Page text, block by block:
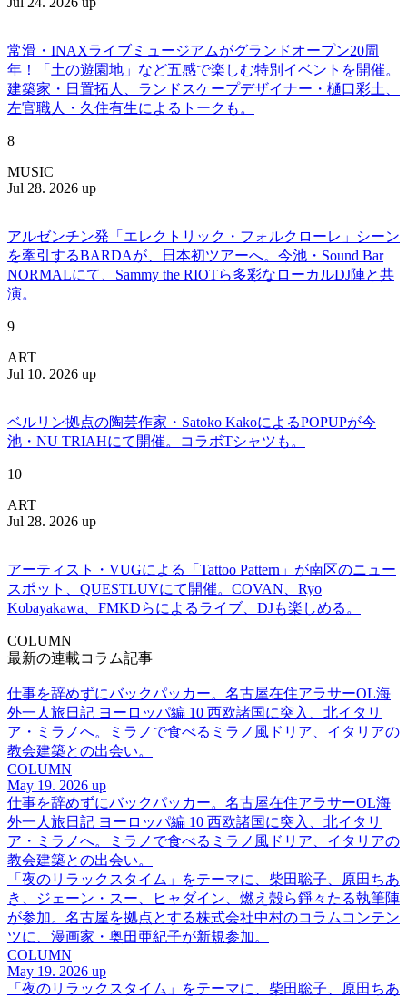
常滑・INAXライブミュージアムがグランドオープン20周
年！「土の遊園地」など五感で楽しむ特別イベントを開催。
建築家・日置拓人、ランドスケープデザイナー・樋口彩土、
左官職人・久住有生によるトークも。
8
MUSIC
Jul 28. 2026 up
アルゼンチン発「エレクトリック・フォルクローレ」シーン
を牽引するBARDAが、日本初ツアーへ。今池・Sound Bar
NORMALにて、Sammy the RIOTら多彩なローカルDJ陣と共
演。
9
ART
Jul 10. 2026 up
ベルリン拠点の陶芸作家・Satoko KakoによるPOPUPが今
池・NU TRIAHにて開催。コラボTシャツも。
10
ART
Jul 28. 2026 up
アーティスト・VUGによる「Tattoo Pattern」が南区のニュー
スポット、QUESTLUVにて開催。COVAN、Ryo
Kobayakawa、FMKDらによるライブ、DJも楽しめる。
COLUMN
最新の連載コラム記事
仕事を辞めずにバックパッカー。名古屋在住アラサーOL海
外一人旅日記 ヨーロッパ編 10 西欧諸国に突入、北イタリ
ア・ミラノへ。ミラノで食べるミラノ風ドリア、イタリアの
教会建築との出会い。
COLUMN
May 19. 2026 up
仕事を辞めずにバックパッカー。名古屋在住アラサーOL海
外一人旅日記 ヨーロッパ編 10 西欧諸国に突入、北イタリ
ア・ミラノへ。ミラノで食べるミラノ風ドリア、イタリアの
教会建築との出会い。
「夜のリラックスタイム」をテーマに、柴田聡子、原田ちあ
き、ジェーン・スー、ヒャダイン、燃え殻ら錚々たる執筆陣
が参加。名古屋を拠点とする株式会社中村のコラムコンテン
ツに、漫画家・奥田亜紀子が新規参加。
COLUMN
May 19. 2026 up
「夜のリラックスタイム」をテーマに、柴田聡子、原田ちあ